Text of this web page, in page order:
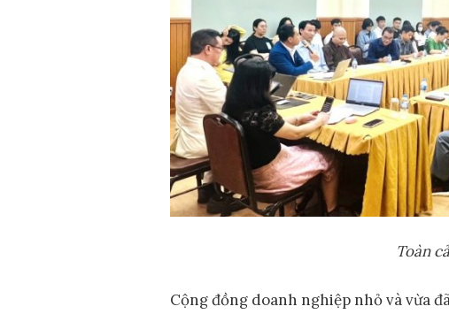
Toàn
Cộng đồng doanh nghiệp nhỏ và vừa